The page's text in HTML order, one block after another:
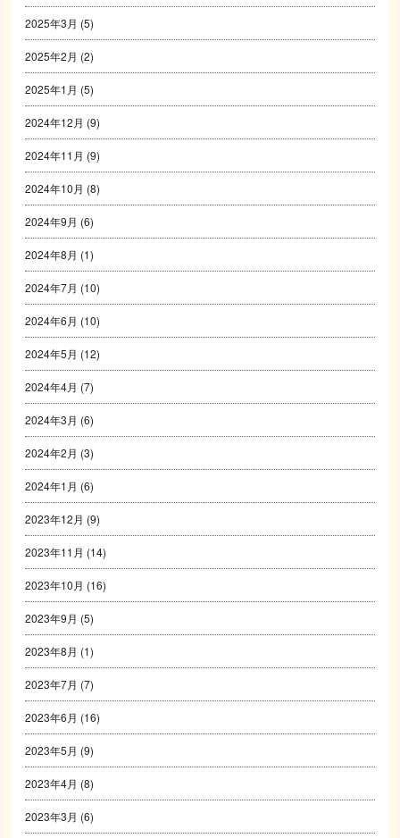
2025年3月 (5)
2025年2月 (2)
2025年1月 (5)
2024年12月 (9)
2024年11月 (9)
2024年10月 (8)
2024年9月 (6)
2024年8月 (1)
2024年7月 (10)
2024年6月 (10)
2024年5月 (12)
2024年4月 (7)
2024年3月 (6)
2024年2月 (3)
2024年1月 (6)
2023年12月 (9)
2023年11月 (14)
2023年10月 (16)
2023年9月 (5)
2023年8月 (1)
2023年7月 (7)
2023年6月 (16)
2023年5月 (9)
2023年4月 (8)
2023年3月 (6)